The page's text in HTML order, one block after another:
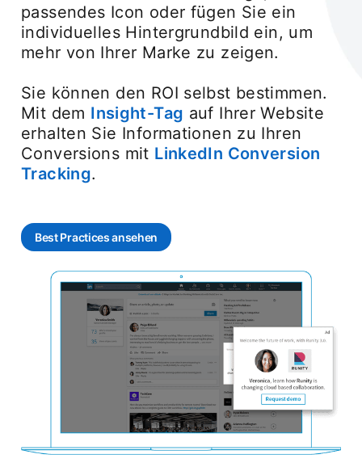
passendes Icon oder fügen Sie ein
individuelles Hintergrundbild ein, um
mehr von Ihrer Marke zu zeigen.
Sie können den ROI selbst bestimmen.
Mit dem Insight-Tag opens in a new tab
auf Ihrer Website
erhalten Sie Informationen zu Ihren
Conversions mit LinkedIn Conversion
Tracking.
Best Practices ansehen